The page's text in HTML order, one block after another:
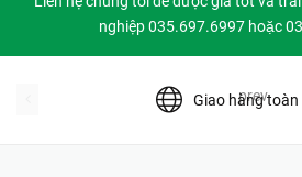
nghiệp 035.697.6997 hoặc
Giao hàng toàn
prev